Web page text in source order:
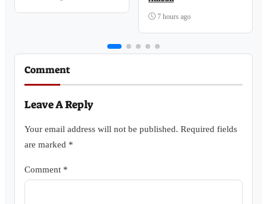
7 hours ago
Comment
Leave A Reply
Your email address will not be published. Required fields
are marked *
Comment *